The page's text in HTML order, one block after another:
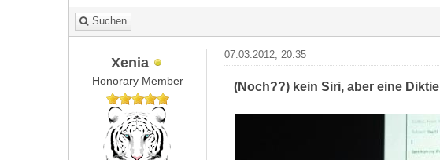
Suchen
Xenia
Honorary Member
07.03.2012, 20:35
(Noch??) kein Siri, aber eine